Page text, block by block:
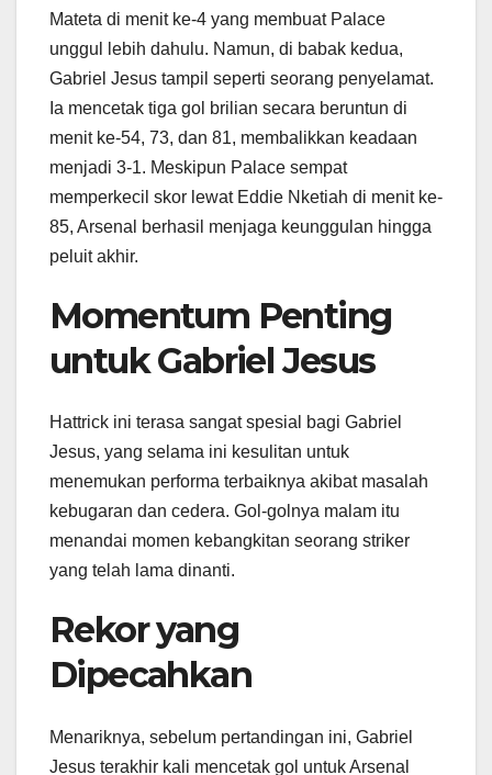
Mateta di menit ke-4 yang membuat Palace
unggul lebih dahulu. Namun, di babak kedua,
Gabriel Jesus tampil seperti seorang penyelamat.
Ia mencetak tiga gol brilian secara beruntun di
menit ke-54, 73, dan 81, membalikkan keadaan
menjadi 3-1. Meskipun Palace sempat
memperkecil skor lewat Eddie Nketiah di menit ke-
85, Arsenal berhasil menjaga keunggulan hingga
peluit akhir.
Momentum Penting
untuk Gabriel Jesus
Hattrick ini terasa sangat spesial bagi Gabriel
Jesus, yang selama ini kesulitan untuk
menemukan performa terbaiknya akibat masalah
kebugaran dan cedera. Gol-golnya malam itu
menandai momen kebangkitan seorang striker
yang telah lama dinanti.
Rekor yang
Dipecahkan
Menariknya, sebelum pertandingan ini, Gabriel
Jesus terakhir kali mencetak gol untuk Arsenal